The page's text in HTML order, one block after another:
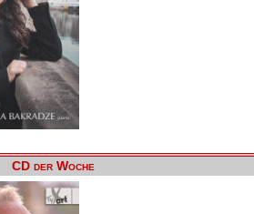
CD der Woche